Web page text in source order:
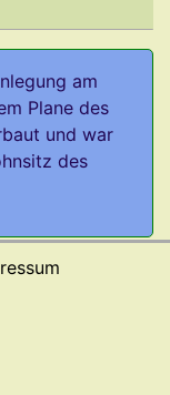
am
Plane des
und war
des